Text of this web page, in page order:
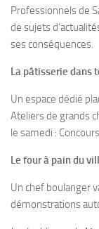
Professionnels de
de sujets
ses conséquences.
La pâtisserie dans
Un espace dédié
Ateliers de grands
le samedi :
Le four à pain du
Un chef boulanger
démonstrations